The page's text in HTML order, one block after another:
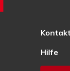
Hilfe